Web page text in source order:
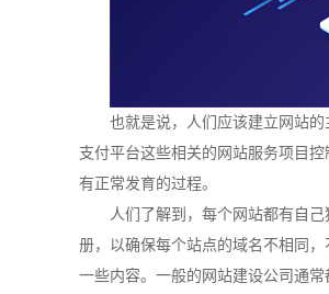
也就是说，人们应该建立网站
支付平台这些相关的网站服务项目
有正常发育的过程。
人们了解到，每个网站都有自
册，以确保每个站点的域名不相同
一些内容。一般的 网站建设公司 通常